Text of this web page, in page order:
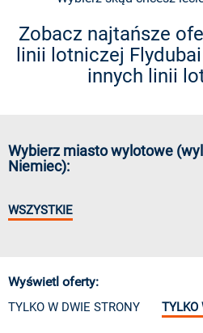
Zobacz najtańsze
linii lotniczej
innych linii
Wybierz miasto wylotowe
Niemiec):
WSZYSTKIE
Wyświetl oferty:
TYLKO W DWIE STRONY TYLKO